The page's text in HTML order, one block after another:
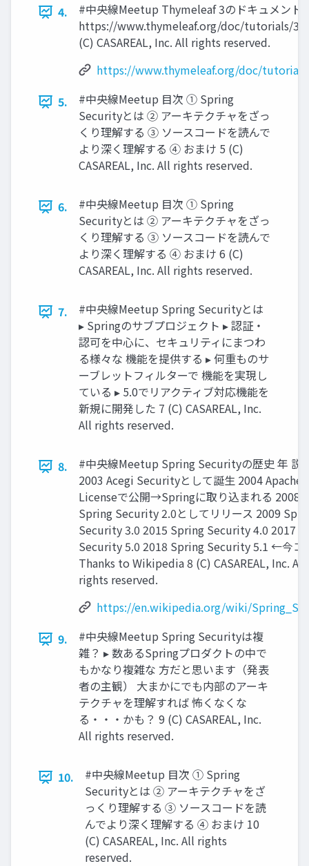
4.
#中央線Meetup Thymeleaf 3のドキュメント
https://www.thymeleaf.org/doc/tutorials/
(C) CASAREAL, Inc. All rights reserved.
https://www.thymeleaf.org/doc/
5.
#中央線Meetup ⽬次 ① Spring
Securityとは ② アーキテクチャをざっ
くり理解する ③ ソースコードを読んで
より深く理解する ④ おまけ 5 (C)
CASAREAL, Inc. All rights reserved.
6.
#中央線Meetup ⽬次 ① Spring
Securityとは ② アーキテクチャをざっ
くり理解する ③ ソースコードを読んで
より深く理解する ④ おまけ 6 (C)
CASAREAL, Inc. All rights reserved.
7.
#中央線Meetup Spring Securityとは
▸ Springのサブプロジェクト ▸ 認証・
認可を中⼼に、セキュリティにまつわ
る様々な 機能を提供する ▸ 何重ものサ
ーブレットフィルターで 機能を実現し
ている ▸ 5.0でリアクティブ対応機能を
新規に開発した 7 (C) CASAREAL, Inc.
All rights reserved.
8.
#中央線Meetup Spring Securityの歴史 年 説
2003 Acegi Securityとして誕⽣ 2004 Apache
Licenseで公開→Springに取り込まれる 2008
Spring Security 2.0としてリリース 2009
Security 3.0 2015 Spring Security 4.0 2017
Security 5.0 2018 Spring Security 5.1 ←今コ
Thanks to Wikipedia 8 (C) CASAREAL, Inc. All
rights reserved.
https://en.wikipedia.org/wiki/
9.
#中央線Meetup Spring Securityは複
雑？ ▸ 数あるSpringプロダクトの中で
もかなり複雑な ⽅だと思います（発表
者の主観） ⼤まかにでも内部のアーキ
テクチャを理解すれば 怖くなくな
る・・・かも？ 9 (C) CASAREAL, Inc.
All rights reserved.
10.
#中央線Meetup ⽬次 ① Spring
Securityとは ② アーキテクチャをざ
っくり理解する ③ ソースコードを読
んでより深く理解する ④ おまけ 10
(C) CASAREAL, Inc. All rights
reserved.